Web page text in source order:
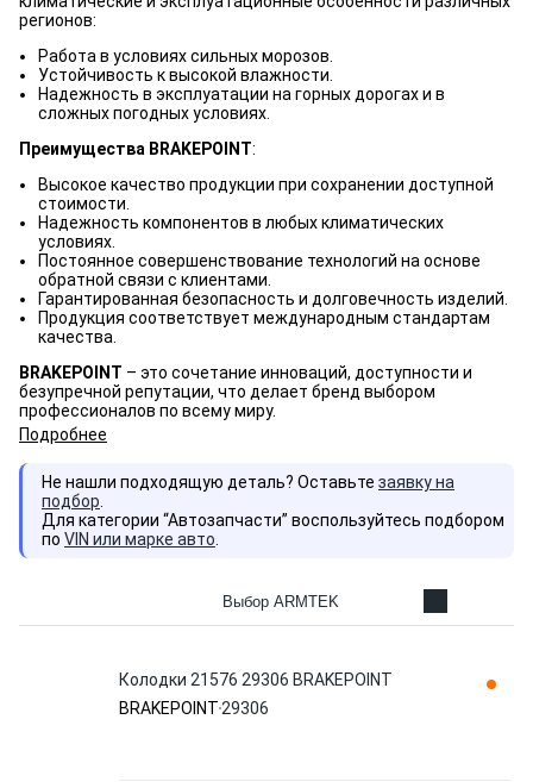
регионов:
Работа в условиях сильных морозов.
Устойчивость к высокой влажности.
Надежность в эксплуатации на горных дорогах и в
сложных погодных условиях.
Преимущества BRAKEPOINT:
Высокое качество продукции при сохранении доступной
стоимости.
Надежность компонентов в любых климатических
условиях.
Постоянное совершенствование технологий на основе
обратной связи с клиентами.
Гарантированная безопасность и долговечность изделий.
Продукция соответствует международным стандартам
качества.
BRAKEPOINT – это сочетание инноваций, доступности и
безупречной репутации, что делает бренд выбором
профессионалов по всему миру.
Подробнее
Не нашли подходящую деталь? Оставьте заявку на
подбор
Для категории “Автозапчасти” воспользуйтесь подбором
по VIN или марке авто
Выбор ARMTEK
Колодки 21576 29306 BRAKEPOINT
BRAKEPOINT 29306